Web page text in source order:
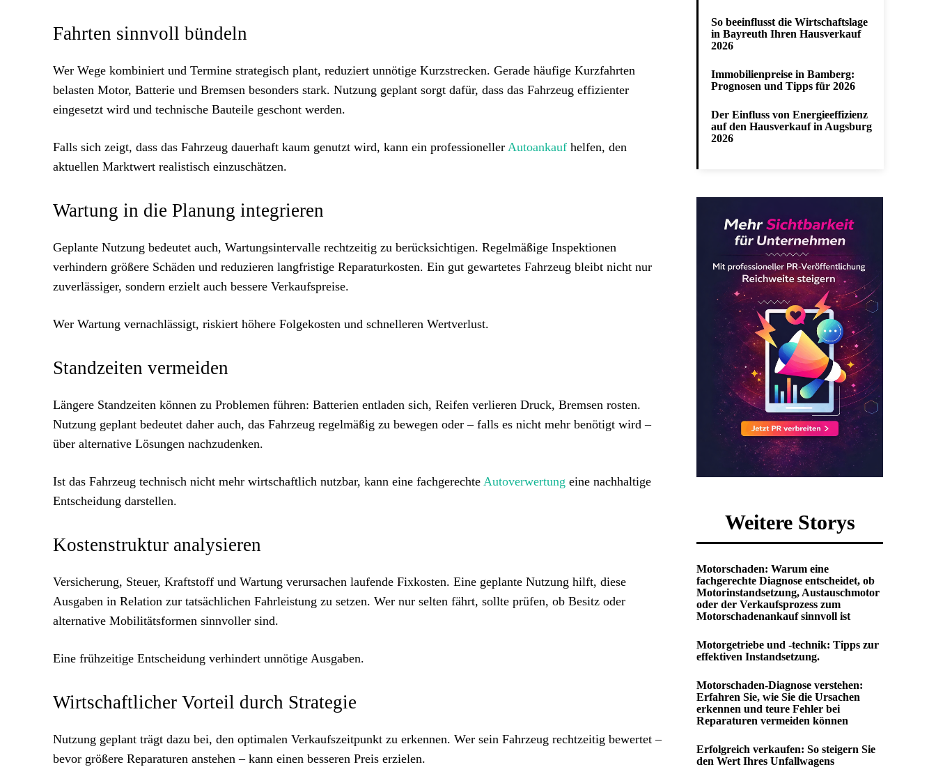
Fahrten sinnvoll bündeln
Wer Wege kombiniert und Termine strategisch plant, reduziert unnötige Kurzstrecken. Gerade häufige Kurzfahrten
belasten Motor, Batterie und Bremsen besonders stark. Nutzung geplant sorgt dafür, dass das Fahrzeug effizienter
eingesetzt wird und technische Bauteile geschont werden.
Falls sich zeigt, dass das Fahrzeug dauerhaft kaum genutzt wird, kann ein professioneller Autoankauf helfen, den
aktuellen Marktwert realistisch einzuschätzen.
Wartung in die Planung integrieren
Geplante Nutzung bedeutet auch, Wartungsintervalle rechtzeitig zu berücksichtigen. Regelmäßige Inspektionen
verhindern größere Schäden und reduzieren langfristige Reparaturkosten. Ein gut gewartetes Fahrzeug bleibt nicht nur
zuverlässiger, sondern erzielt auch bessere Verkaufspreise.
Wer Wartung vernachlässigt, riskiert höhere Folgekosten und schnelleren Wertverlust.
Standzeiten vermeiden
Längere Standzeiten können zu Problemen führen: Batterien entladen sich, Reifen verlieren Druck, Bremsen rosten.
Nutzung geplant bedeutet daher auch, das Fahrzeug regelmäßig zu bewegen oder – falls es nicht mehr benötigt wird –
über alternative Lösungen nachzudenken.
Ist das Fahrzeug technisch nicht mehr wirtschaftlich nutzbar, kann eine fachgerechte Autoverwertung eine nachhaltige
Entscheidung darstellen.
Kostenstruktur analysieren
Versicherung, Steuer, Kraftstoff und Wartung verursachen laufende Fixkosten. Eine geplante Nutzung hilft, diese
Ausgaben in Relation zur tatsächlichen Fahrleistung zu setzen. Wer nur selten fährt, sollte prüfen, ob Besitz oder
alternative Mobilitätsformen sinnvoller sind.
Eine frühzeitige Entscheidung verhindert unnötige Ausgaben.
Wirtschaftlicher Vorteil durch Strategie
Nutzung geplant trägt dazu bei, den optimalen Verkaufszeitpunkt zu erkennen. Wer sein Fahrzeug rechtzeitig bewertet –
bevor größere Reparaturen anstehen – kann einen besseren Preis erzielen.
So beeinflusst die Wirtschaftslage
in Bayreuth Ihren Hausverkauf
2026
Immobilienpreise in Bamberg:
Prognosen und Tipps für 2026
Der Einfluss von Energieeffizienz
auf den Hausverkauf in Augsburg
2026
Weitere Storys
Motorschaden: Warum eine
fachgerechte Diagnose entscheidet, ob
Motorinstandsetzung, Austauschmotor
oder der Verkaufsprozess zum
Motorschadenankauf sinnvoll ist
Motorgetriebe und -technik: Tipps zur
effektiven Instandsetzung.
Motorschaden-Diagnose verstehen:
Erfahren Sie, wie Sie die Ursachen
erkennen und teure Fehler bei
Reparaturen vermeiden können
Erfolgreich verkaufen: So steigern Sie
den Wert Ihres Unfallwagens